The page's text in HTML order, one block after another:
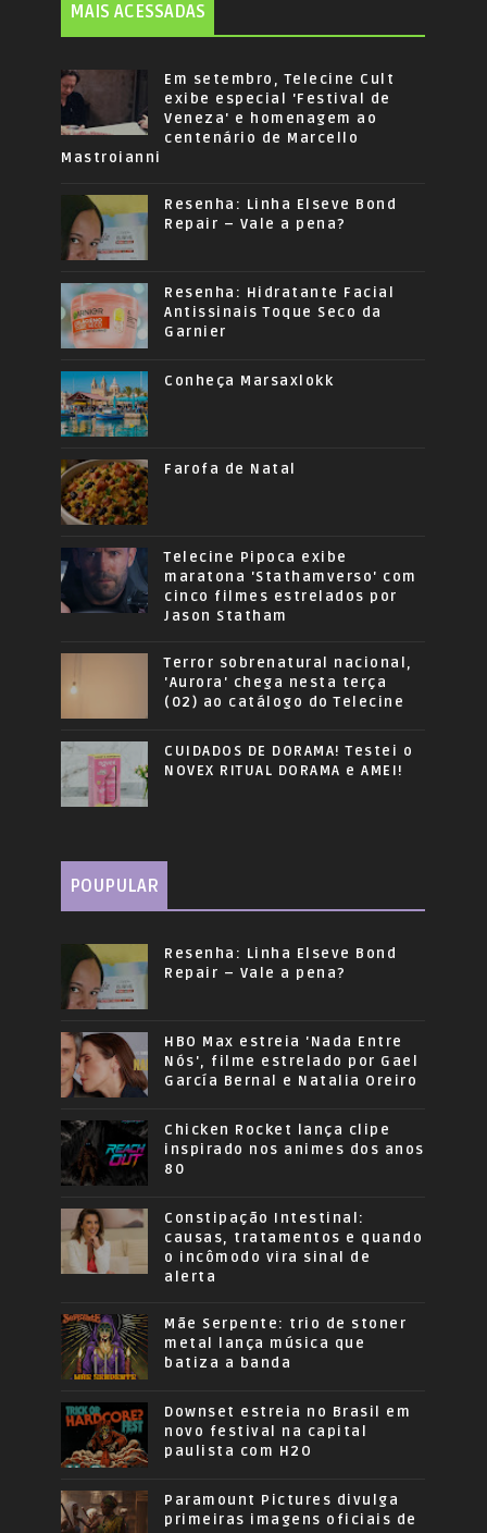
MAIS ACESSADAS
Em setembro, Telecine Cult
exibe especial 'Festival de
Veneza' e homenagem ao
centenário de Marcello
Mastroianni
Resenha: Linha Elseve Bond
Repair – Vale a pena?
Resenha: Hidratante Facial
Antissinais Toque Seco da
Garnier
Conheça Marsaxlokk
Farofa de Natal
Telecine Pipoca exibe
maratona 'Stathamverso' com
cinco filmes estrelados por
Jason Statham
Terror sobrenatural nacional,
'Aurora' chega nesta terça
(02) ao catálogo do Telecine
CUIDADOS DE DORAMA! Testei o
NOVEX RITUAL DORAMA e AMEI!
POUPULAR
Resenha: Linha Elseve Bond
Repair – Vale a pena?
HBO Max estreia 'Nada Entre
Nós', filme estrelado por Gael
García Bernal e Natalia Oreiro
Chicken Rocket lança clipe
inspirado nos animes dos anos
80
Constipação Intestinal:
causas, tratamentos e quando
o incômodo vira sinal de
alerta
Mãe Serpente: trio de stoner
metal lança música que
batiza a banda
Downset estreia no Brasil em
novo festival na capital
paulista com H2O
Paramount Pictures divulga
primeiras imagens oficiais de